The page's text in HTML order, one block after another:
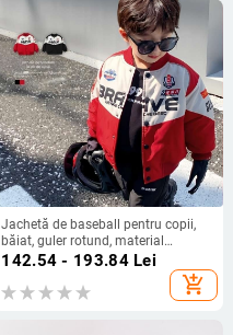
Jachetă de baseball pentru copii,
băiat, guler rotund, material
Vinylon, închidere cu nasturi pe o
singură rând, stil casual, primăvară
2023
142.54 - 193.84Lei
add_shopping_cart